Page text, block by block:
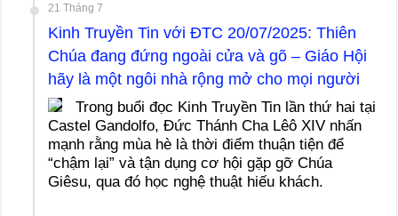
21 Tháng 7
Kinh Truyền Tin với ĐTC 20/07/2025: Thiên
Chúa đang đứng ngoài cửa và gõ – Giáo Hội
hãy là một ngôi nhà rộng mở cho mọi người
Trong buổi đọc Kinh Truyền Tin lần thứ hai tại
Castel Gandolfo, Đức Thánh Cha Lêô XIV nhấn
mạnh rằng mùa hè là thời điểm thuận tiện để
“chậm lại” và tận dụng cơ hội gặp gỡ Chúa
Giêsu, qua đó học nghệ thuật hiếu khách.